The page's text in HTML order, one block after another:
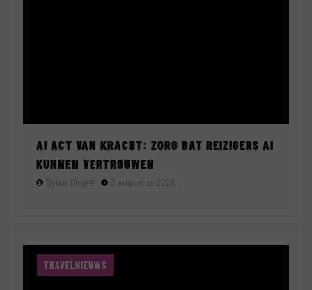
AI ACT VAN KRACHT: ZORG DAT REIZIGERS AI
KUNNEN VERTROUWEN
Dylan Cinjee 3 augustus 2026
TRAVELNIEUWS